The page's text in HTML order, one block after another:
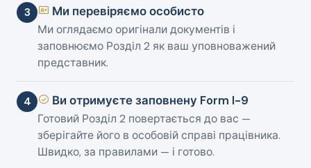
3 Ми перевіряємо особисто
Ми оглядаємо оригінали документів і
заповнюємо Розділ 2 як ваш уповноважений
представник.
4 Ви отримуєте заповнену Form I-9
Готовий Розділ 2 повертається до вас —
зберігайте його в особовій справі працівника.
Швидко, за правилами — і готово.